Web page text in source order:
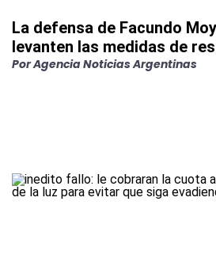
La defensa de Facundo
levanten las medidas de
PorAgencia Noticias Argentinas